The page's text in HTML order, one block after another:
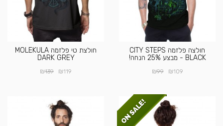
חולצה פלזמה CITY STEPS
BLACK - מבצע 25% הנחה!
₪109
₪99
חולצת טי פלזמה MOLEKULA
DARK GREY
₪119
₪139